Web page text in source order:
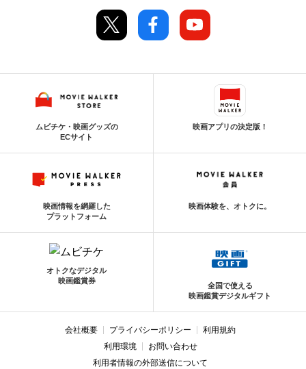
ムビチケ・映画グッズの
ECサイト
映画アプリの決定版！
映画情報を網羅した
プラットフォーム
映画体験を、オトクに。
オトクなデジタル
映画鑑賞券
全国で使える
映画鑑賞デジタルギフト
会社概要 プライバシーポリシー
利用規約
利用環境
お問い合わせ
利用者情報の外部送信について